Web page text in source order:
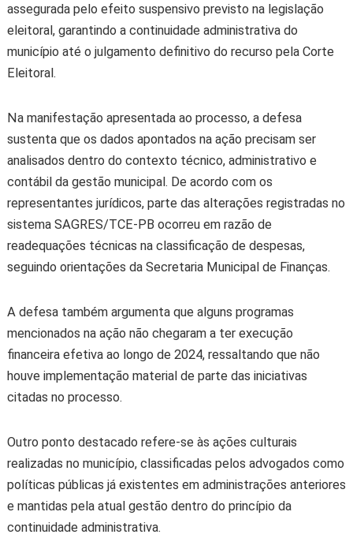
assegurada pelo efeito suspensivo previsto na legislação
eleitoral, garantindo a continuidade administrativa do
município até o julgamento definitivo do recurso pela Corte
Eleitoral.
Na manifestação apresentada ao processo, a defesa
sustenta que os dados apontados na ação precisam ser
analisados dentro do contexto técnico, administrativo e
contábil da gestão municipal. De acordo com os
representantes jurídicos, parte das alterações registradas no
sistema SAGRES/TCE-PB ocorreu em razão de
readequações técnicas na classificação de despesas,
seguindo orientações da Secretaria Municipal de Finanças.
A defesa também argumenta que alguns programas
mencionados na ação não chegaram a ter execução
financeira efetiva ao longo de 2024, ressaltando que não
houve implementação material de parte das iniciativas
citadas no processo.
Outro ponto destacado refere-se às ações culturais
realizadas no município, classificadas pelos advogados como
políticas públicas já existentes em administrações anteriores
e mantidas pela atual gestão dentro do princípio da
continuidade administrativa.